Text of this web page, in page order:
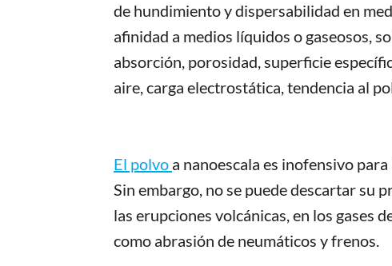
de hundimiento y dispersabilidad en
afinidad a medios líquidos o gaseosos,
absorción, porosidad, superficie
aire, carga electrostática, tendencia al
El polvo a nanoescala es inofensivo
Sin embargo, no se puede descartar su
las erupciones volcánicas, en los gases
como abrasión de neumáticos y frenos.